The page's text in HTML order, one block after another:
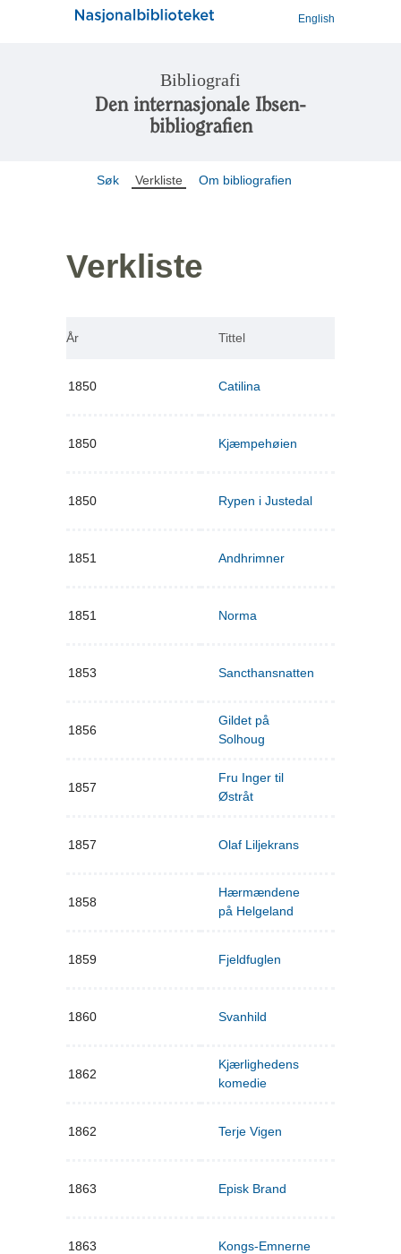
English
Bibliografi
Den internasjonale Ibsen-
bibliografien
Søk Verkliste Om bibliografien
Verkliste
År Tittel
1850 Catilina
1850 Kjæmpehøien
1850 Rypen i Justedal
1851 Andhrimner
1851 Norma
1853 Sancthansnatten
1856
Gildet på
Solhoug
1857
Fru Inger til
Østråt
1857 Olaf Liljekrans
1858
Hærmændene
på Helgeland
1859 Fjeldfuglen
1860 Svanhild
1862
Kjærlighedens
komedie
1862 Terje Vigen
1863 Episk Brand
1863 Kongs-Emnerne